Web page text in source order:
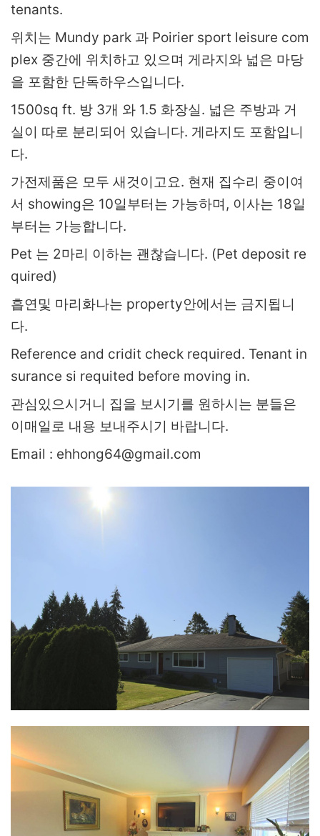
tenants.
위치는 Mundy park 과 Poirier sport leisure com
plex 중간에 위치하고 있으며 게라지와 넓은 마당
을 포함한 단독하우스입니다.
1500sq ft. 방 3개 와 1.5 화장실. 넓은 주방과 거
실이 따로 분리되어 있습니다. 게라지도 포함입니
다.
가전제품은 모두 새것이고요. 현재 집수리 중이여
서 showing은 10일부터는 가능하며, 이사는 18일
부터는 가능합니다.
Pet 는 2마리 이하는 괜찮습니다. (Pet deposit re
quired)
흡연및 마리화나는 property안에서는 금지됩니
다.
Reference and cridit check required. Tenant in
surance si requited before moving in.
관심있으시거니 집을 보시기를 원하시는 분들은
이매일로 내용 보내주시기 바랍니다.
Email : ehhong64@gmail.com